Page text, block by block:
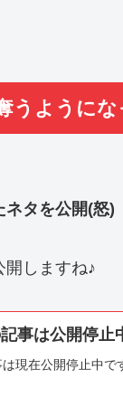
うようにな
タを公開(怒)
しますね♪
記事は公開停止
は現在公開停止中で